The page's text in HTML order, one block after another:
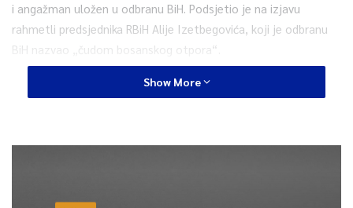
i angažman uložen u odbranu BiH. Podsjetio je na izjavu
rahmetli predsjednika RBiH Alije Izetbegovića, koji je odbranu
BiH nazvao „čudom bosanskog otpora“.
– Bošnjaci, bosanski patrioti su izvranredni ljudi. Nema šta nisu
Show More